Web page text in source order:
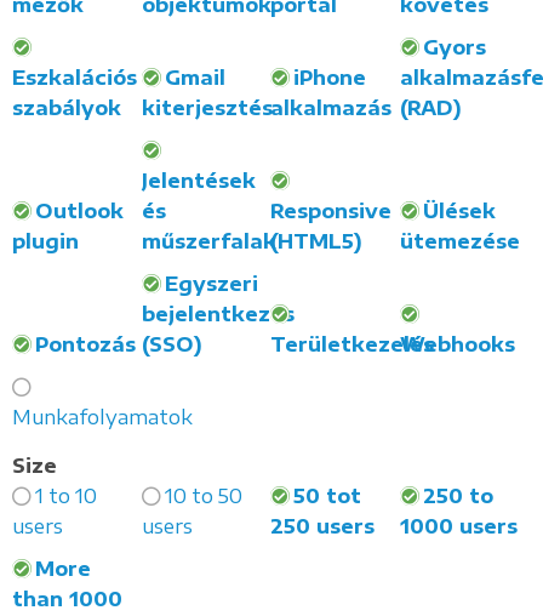
mezők
objektumokportál
követés
Eszkalációs
szabályok
Gmail
kiterjesztés
iPhone
alkalmazás
Gyors
(RAD)
Outlook
plugin
Jelentések
és
műszerfalak
Responsive
(HTML5)
Ülések
ütemezése
Pontozás
Egyszeri
bejelentkezés
(SSO)
TerületkezelésWebhooks
Munkafolyamatok
Size
1 to 10
users
10 to 50
users
50 tot
250 users
250 to
1000 users
More
than 1000